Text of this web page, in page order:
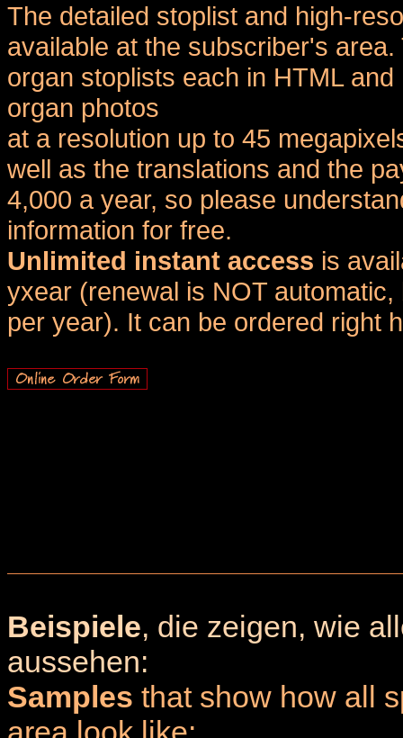
The detailed stoplist and high-
available at the subscriber's
organ stoplists each in HTML
organ photos
at a resolution up to 45
well as the translations and the
4,000 a year, so please
information for free.
Unlimited instant access is
yxear (renewal is NOT
per year). It can be ordered right
Beispiele, die zeigen, wie
aussehen:
Samples that show how all